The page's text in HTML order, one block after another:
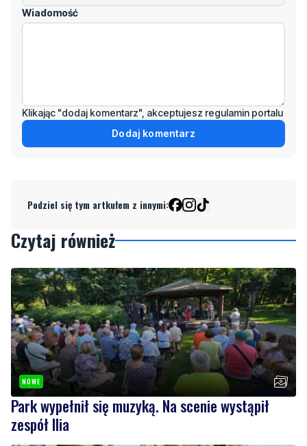
Wiadomość
Klikając "dodaj komentarz", akceptujesz regulamin portalu
Dodaj komentarz
Podziel się tym artkułem z innymi:
Czytaj również
NOWE
Park wypełnił się muzyką. Na scenie wystąpił
zespół Ilia